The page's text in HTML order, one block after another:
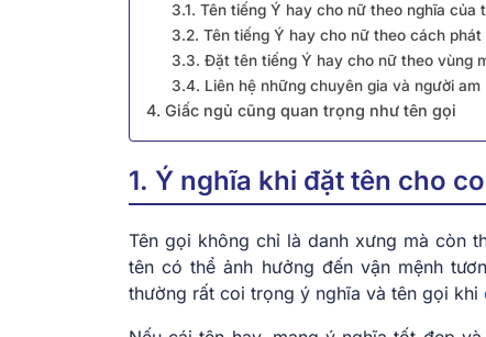
3.1. Tên tiếng Ý hay cho nữ theo nghĩa của
3.2. Tên tiếng Ý hay cho nữ theo cách phát
3.3. Đặt tên tiếng Ý hay cho nữ theo vùng
3.4. Liên hệ những chuyên gia và người am
4. Giấc ngủ cũng quan trọng như tên gọi
1. Ý nghĩa khi đặt tên cho
Tên gọi không chỉ là danh xưng mà còn
tên có thể ảnh hưởng đến vận mệnh
thường rất coi trọng ý nghĩa và tên gọi khi